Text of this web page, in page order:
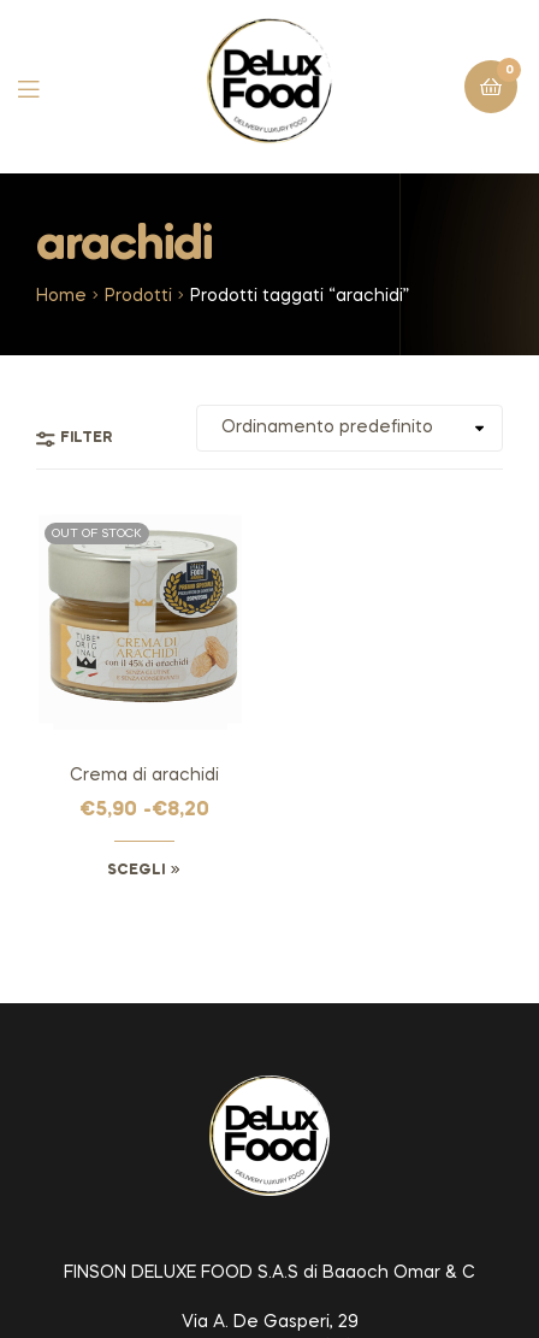
0
arachidi
Home Prodotti Prodotti taggati “arachidi”
FILTER
OUT OF STOCK
Crema di arachidi
€5,90 -€8,20
SCEGLI
FINSON DELUXE FOOD S.A.S di Baaoch Omar & C
Via A. De Gasperi, 29